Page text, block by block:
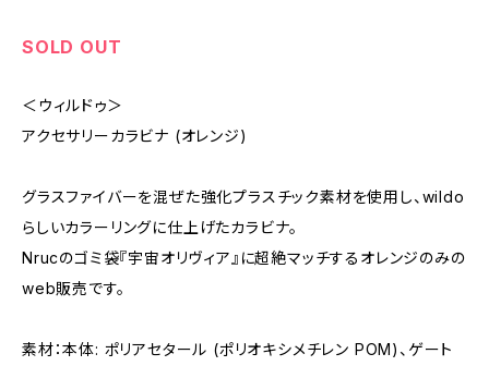
SOLD OUT
＜ウィルドゥ＞
アクセサリーカラビナ (オレンジ)
グラスファイバーを混ぜた強化プラスチック素材を使用し、wildo
らしいカラーリングに仕上げたカラビナ。
Nrucのゴミ袋『宇宙オリヴィア』に超絶マッチするオレンジのみの
web販売です。
素材：本体: ポリアセタール (ポリオキシメチレン POM)、ゲート